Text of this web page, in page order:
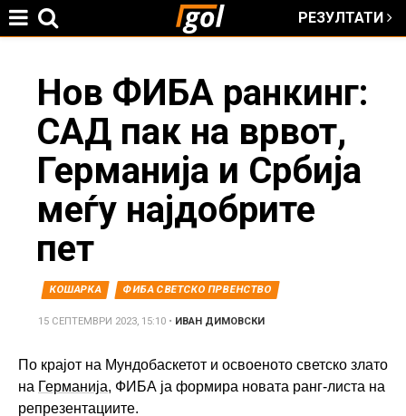
РЕЗУЛТАТИ
Нов ФИБА ранкинг:
САД пак на врвот,
Германија и Србија
меѓу најдобрите
пет
КОШАРКА ФИБА СВЕТСКО ПРВЕНСТВО
15 СЕПТЕМВРИ 2023, 15:10 • ИВАН ДИМОВСКИ
По крајот на Мундобаскетот и освоеното светско злато
на Германија, ФИБА ја формира новата ранг-листа на
репрезентациите.